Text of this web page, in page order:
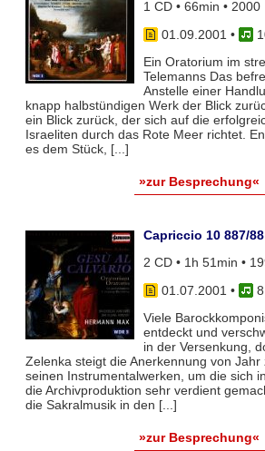
1 CD • 66min • 2000
01.09.2001 •
Ein Oratorium im
Telemanns Das
Anstelle einer
knapp halbstündigen Werk der Blick
ein Blick zurück, der sich auf die
Israeliten durch das Rote Meer richtet.
es dem Stück, [...]
»zur Besprechung«
Capriccio 10 887/88
2 CD • 1h 51min •
01.07.2001 •
Viele
entdeckt und
in der Versenkung,
Zelenka steigt die Anerkennung von Jahr
seinen Instrumentalwerken, um die sich
die Archivproduktion sehr verdient
die Sakralmusik in den [...]
»zur Besprechung«